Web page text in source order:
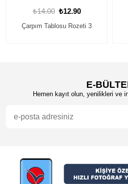
₺14.00
Çarpım Tablosu Rozeti 4
E-
Hemen kayıt olun, yenilikleri ve